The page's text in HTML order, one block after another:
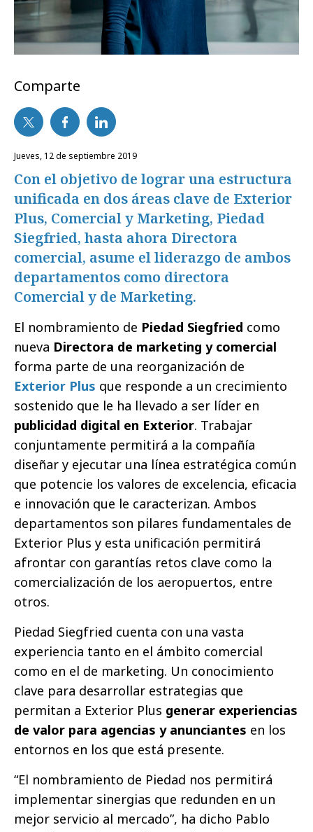
Comparte
jueves, 12 de septiembre 2019
Con el objetivo de lograr una estructura
unificada en dos áreas clave de Exterior
Plus, Comercial y Marketing, Piedad
Siegfried, hasta ahora Directora
comercial, asume el liderazgo de ambos
departamentos como directora
Comercial y de Marketing.
El nombramiento de Piedad Siegfried como
nueva Directora de marketing y comercial
forma parte de una reorganización de
Exterior Plus que responde a un crecimiento
sostenido que le ha llevado a ser líder en
publicidad digital en Exterior. Trabajar
conjuntamente permitirá a la compañía
diseñar y ejecutar una línea estratégica común
que potencie los valores de excelencia, eficacia
e innovación que le caracterizan. Ambos
departamentos son pilares fundamentales de
Exterior Plus y esta unificación permitirá
afrontar con garantías retos clave como la
comercialización de los aeropuertos, entre
otros.
Piedad Siegfried cuenta con una vasta
experiencia tanto en el ámbito comercial
como en el de marketing. Un conocimiento
clave para desarrollar estrategias que
permitan a Exterior Plus generar experiencias
de valor para agencias y anunciantes en los
entornos en los que está presente.
“El nombramiento de Piedad nos permitirá
implementar sinergias que redunden en un
mejor servicio al mercado”, ha dicho Pablo